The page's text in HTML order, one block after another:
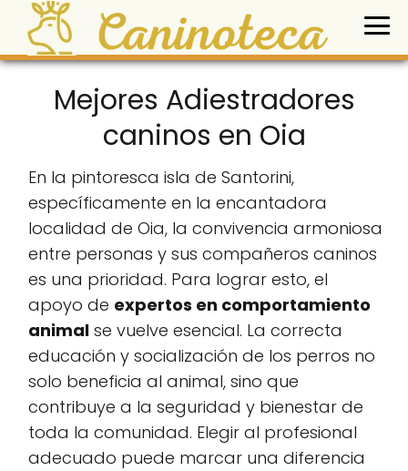
Mejores Adiestradores
caninos en Oia
En la pintoresca isla de Santorini,
específicamente en la encantadora
localidad de Oia, la convivencia armoniosa
entre personas y sus compañeros caninos
es una prioridad. Para lograr esto, el
apoyo de expertos en comportamiento
animal se vuelve esencial. La correcta
educación y socialización de los perros no
solo beneficia al animal, sino que
contribuye a la seguridad y bienestar de
toda la comunidad. Elegir al profesional
adecuado puede marcar una diferencia